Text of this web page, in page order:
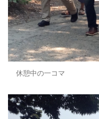
休憩中の一コマ